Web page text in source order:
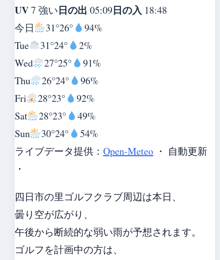
UV7 強い日の出 05:09日の入 18:48
今日
31°26°
94%
Tue
31°24°
2%
Wed
27°25°
91%
Thu
26°24°
96%
Fri
28°23°
92%
Sat
28°23°
49%
Sun
30°24°
54%
ライブデータ提供： Open-Meteo ・ 自動更新
・
四日市の里ゴルフクラブ周辺は本日、
曇り空が広がり、
午後から断続的な弱い雨が予想されます。
ゴルフを計画中の方は、